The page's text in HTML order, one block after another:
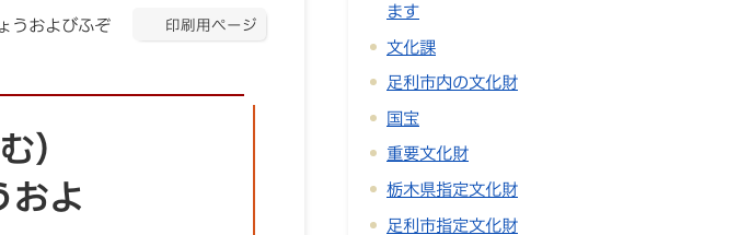
印刷用ページ
うおよびふぞ
）
およ
ます
文化課
足利市内の文化財
国宝
重要文化財
栃木県指定文化財
足利市指定文化財